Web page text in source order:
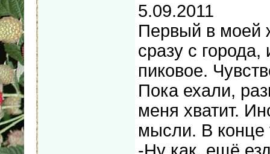
5.09.2011
Первый в моей
сразу с
пиковое.
Пока ехали,
меня хватит.
мысли. В конце